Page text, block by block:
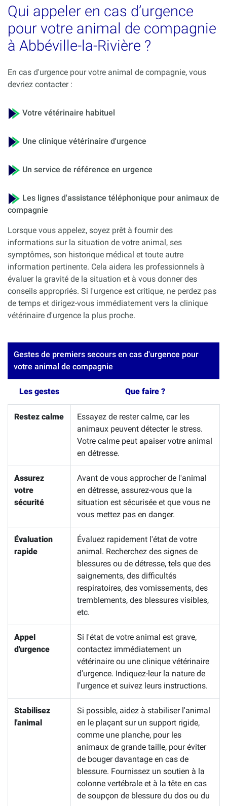
Qui appeler en cas d’urgence
pour votre animal de compagnie
à Abbéville-la-Rivière ?
En cas d'urgence pour votre animal de compagnie, vous
devriez contacter :
Votre vétérinaire habituel
Une clinique vétérinaire d'urgence
Un service de référence en urgence
Les lignes d'assistance téléphonique pour animaux de
compagnie
Lorsque vous appelez, soyez prêt à fournir des
informations sur la situation de votre animal, ses
symptômes, son historique médical et toute autre
information pertinente. Cela aidera les professionnels à
évaluer la gravité de la situation et à vous donner des
conseils appropriés. Si l'urgence est critique, ne perdez pas
de temps et dirigez-vous immédiatement vers la clinique
vétérinaire d'urgence la plus proche.
Gestes de premiers secours en cas d'urgence pour
votre animal de compagnie
Les gestes Que faire ?
Restez calme
Essayez de rester calme, car les
animaux peuvent détecter le stress.
Votre calme peut apaiser votre animal
en détresse.
Assurez
votre
sécurité
Avant de vous approcher de l'animal
en détresse, assurez-vous que la
situation est sécurisée et que vous ne
vous mettez pas en danger.
Évaluation
rapide
Évaluez rapidement l'état de votre
animal. Recherchez des signes de
blessures ou de détresse, tels que des
saignements, des difficultés
respiratoires, des vomissements, des
tremblements, des blessures visibles,
etc.
Appel
d'urgence
Si l'état de votre animal est grave,
contactez immédiatement un
vétérinaire ou une clinique vétérinaire
d'urgence. Indiquez-leur la nature de
l'urgence et suivez leurs instructions.
Stabilisez
l'animal
Si possible, aidez à stabiliser l'animal
en le plaçant sur un support rigide,
comme une planche, pour les
animaux de grande taille, pour éviter
de bouger davantage en cas de
blessure. Fournissez un soutien à la
colonne vertébrale et à la tête en cas
de soupçon de blessure du dos ou du